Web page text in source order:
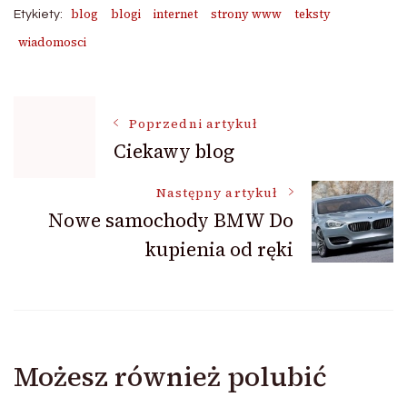
Etykiety: blog blogi internet strony www
teksty
wiadomosci
NawigacjaPoprzedni artykuł
Ciekawy blog
Następny artykuł
Nowe samochody BMW Do
kupienia od ręki
Możesz również polubić